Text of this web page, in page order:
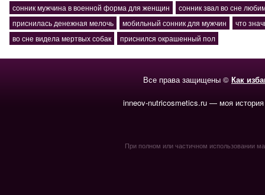
сонник мужчина в военной форма для женщин
сонник звал во сне
приснилась денежная мелочь
мобильный сонник для мужчин
что
во сне видела мертвых собак
приснился окрашенный пол
Все права защищены © Как
inneov-nutricosmetics.ru — моя
При полном или частичном использовании